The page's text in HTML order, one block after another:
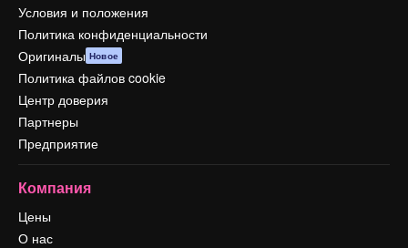
Условия и положения
Политика конфиденциальности
Оригиналы Новое
Политика файлов cookie
Центр доверия
Партнеры
Предприятие
Компания
Цены
О нас